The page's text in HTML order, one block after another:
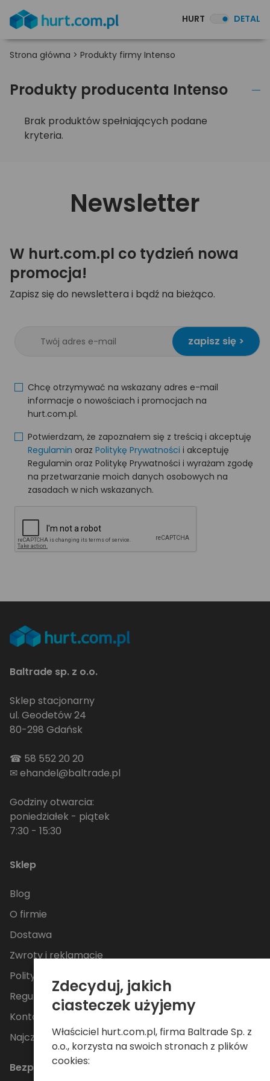
HURT DETAL
Strona główna > Produkty firmy Intenso
Produkty producenta Intenso
Brak produktów spełniających podane
kryteria.
Newsletter
W hurt.com.pl co tydzień nowa
promocja!
Zapisz się do newslettera i bądź na bieżąco.
zapisz się >
Chcę otrzymywać na wskazany adres e-mail
informacje o nowościach i promocjach na
hurt.com.pl.
Potwierdzam, że zapoznałem się z treścią i akceptuję
Regulamin oraz Politykę Prywatności i akceptuję
Regulamin oraz Politykę Prywatności i wyrażam zgodę
na przetwarzanie moich danych osobowych na
zasadach w nich wskazanych.
Baltrade sp. z o.o.
Sklep stacjonarny
ul. Geodetów 24
80-298 Gdańsk
☎ 58 552 20 20
✉ehandel@baltrade.pl
Godziny otwarcia:
poniedziałek - piątek
7:30 - 15:30
Sklep
Blog
O firmie
Dostawa
Zwroty i reklamacje
Polityka Prywatności
Regulamin
Kontakt
Najczęściej zadawane pytania
Bezpieczne płatności
Zdecyduj, jakich
ciasteczek użyjemy
Właściciel hurt.com.pl, firma Baltrade Sp. z
o.o., korzysta na swoich stronach z plików
cookies: